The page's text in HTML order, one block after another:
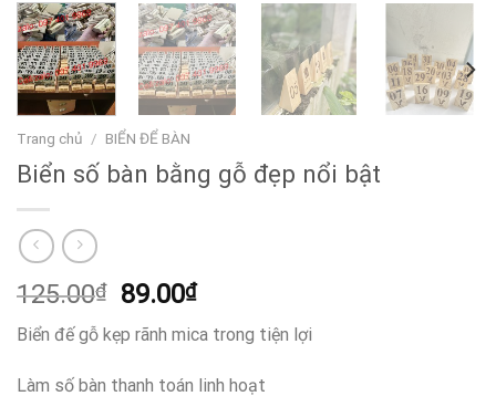
Trang chủ / BIỂN ĐỂ BÀN
Biển số bàn bằng gỗ đẹp nổi bật
125.00₫
Giá
gốc
là:
125.00₫.
89.00₫Giá
tại
là:
89.00₫.
Biển đế gỗ kẹp rãnh mica trong tiện lợi
Làm số bàn thanh toán linh hoạt